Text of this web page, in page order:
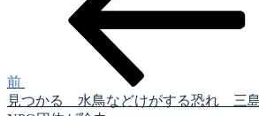
ゲ
ー
前
見つかる 水鳥などけがする恐れ 三